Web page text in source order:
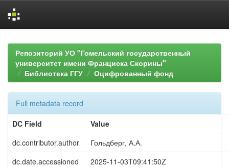
navigationРепозиторий УО "Гомельский государственный
университет имени Франциска Скорины"
Библиотека ГГУ
Оцифрованный фонд
Full metadata record
DC Field
Value
dc.contributor.author
Гольдберг, А.А.
dc.date.accessioned
2025-11-03T09:41:50Z